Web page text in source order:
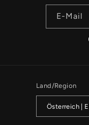
E-Mail
Land/Region